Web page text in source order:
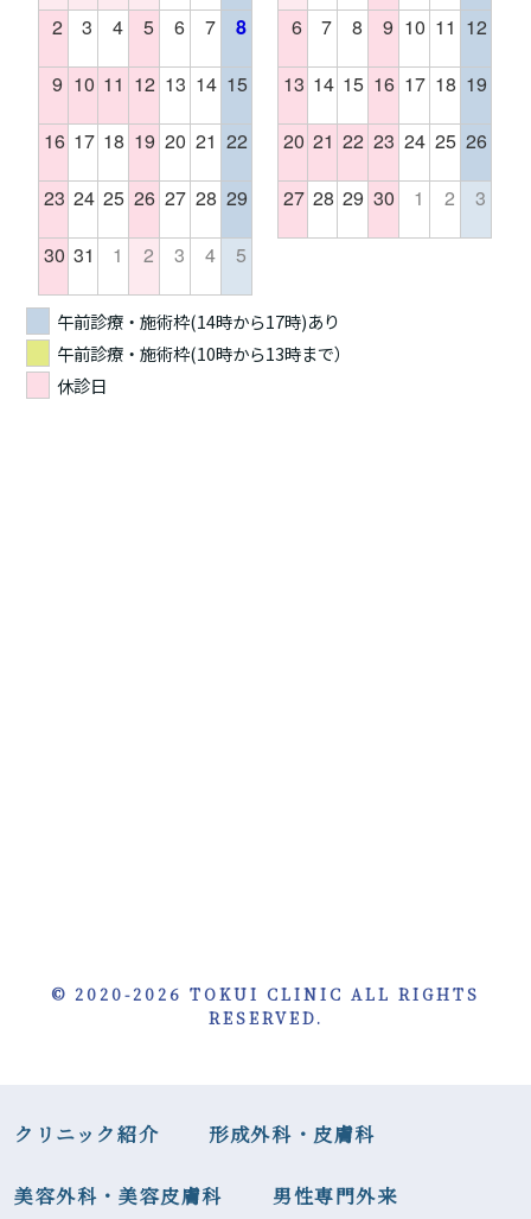
2 3 4 5 6 7 8
9 10 11 12 13 14 15
16 17 18 19 20 21 22
23 24 25 26 27 28 29
30 31 1 2 3 4 5
6 7 8 9 10 11 12
13 14 15 16 17 18 19
20 21 22 23 24 25 26
27 28 29 30 1 2 3
午前診療・施術枠(14時から17時)あり
午前診療・施術枠(10時から13時まで）
休診日
© 2020-2026 TOKUI CLINIC ALL RIGHTS
RESERVED.
クリニック紹介 形成外科・皮膚科
美容外科・美容皮膚科 男性専門外来